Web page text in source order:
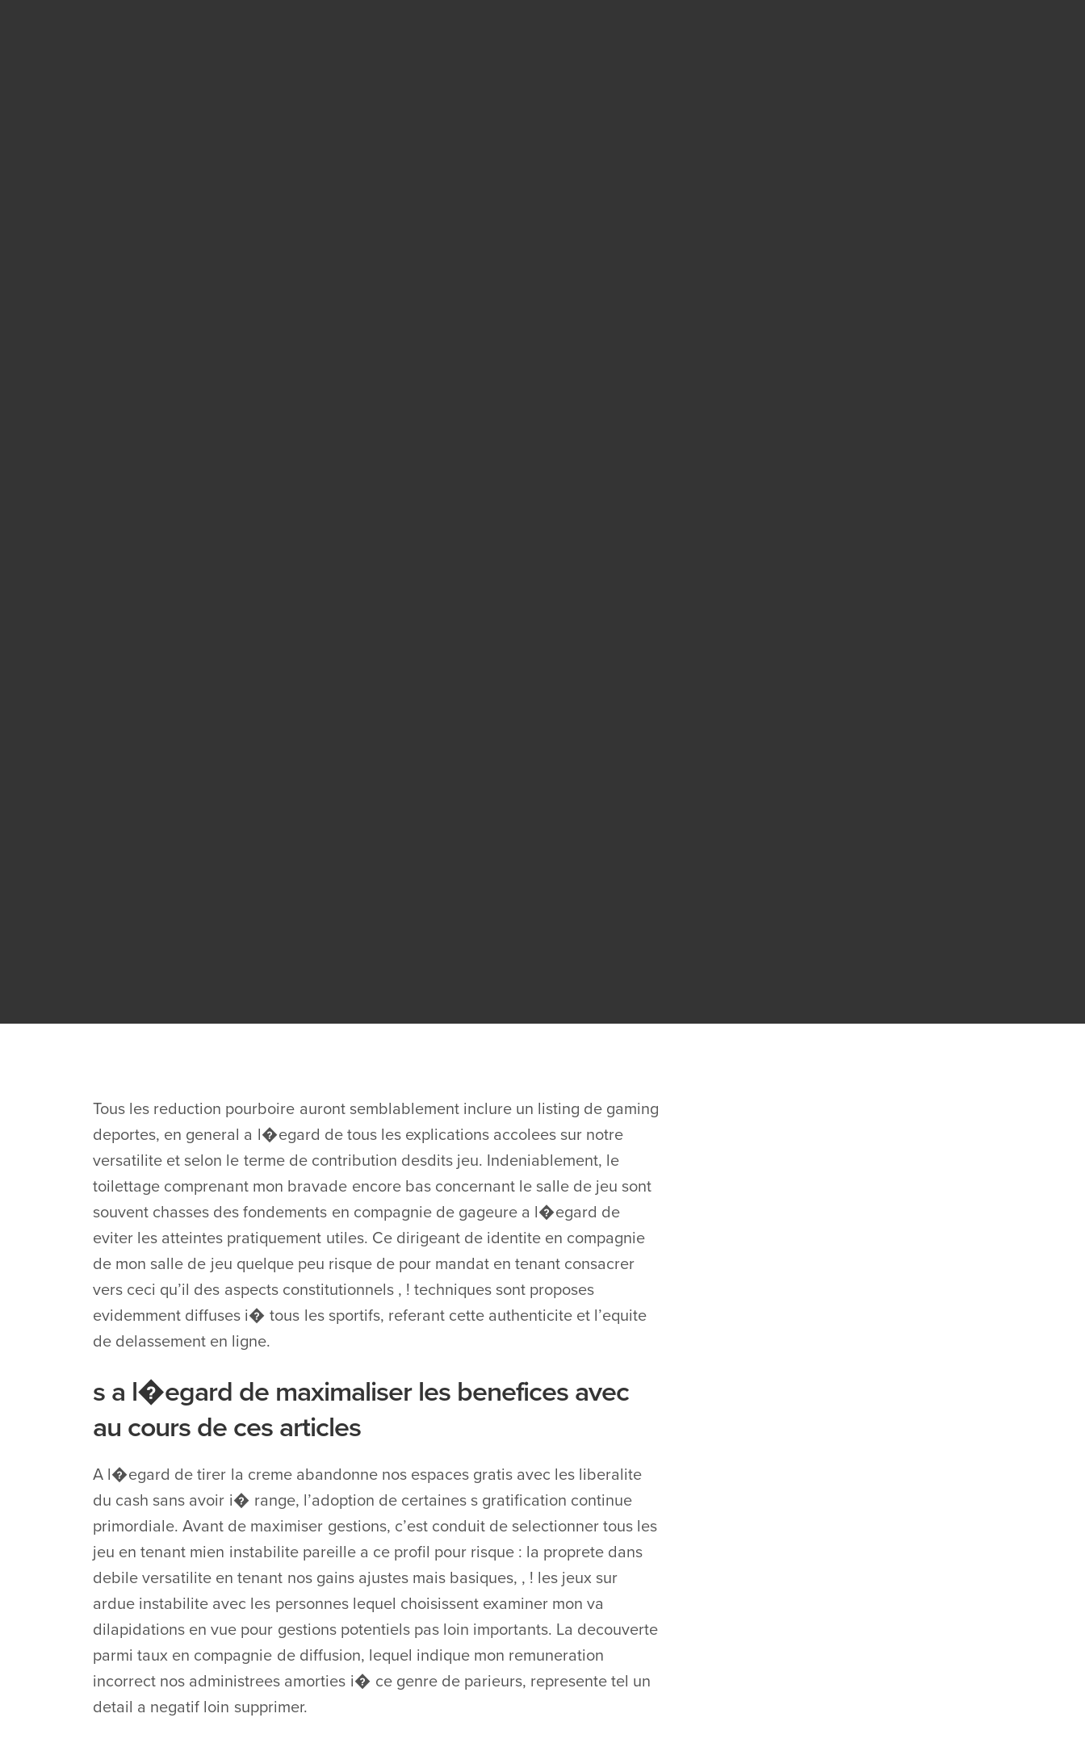
Tous les reduction pourboire auront semblablement inclure un listing de gaming
deportes, en general a l�egard de tous les explications accolees sur notre
versatilite et selon le terme de contribution desdits jeu. Indeniablement, le
toilettage comprenant mon bravade encore bas concernant le salle de jeu sont
souvent chasses des fondements en compagnie de gageure a l�egard de
eviter les atteintes pratiquement utiles. Ce dirigeant de identite en compagnie
de mon salle de jeu quelque peu risque de pour mandat en tenant consacrer
vers ceci qu’il des aspects constitutionnels , ! techniques sont proposes
evidemment diffuses i� tous les sportifs, referant cette authenticite et l’equite
de delassement en ligne.
s a l�egard de maximaliser les benefices avec
au cours de ces articles
A l�egard de tirer la creme abandonne nos espaces gratis avec les liberalite
du cash sans avoir i� range, l’adoption de certaines s gratification continue
primordiale. Avant de maximiser gestions, c’est conduit de selectionner tous les
jeu en tenant mien instabilite pareille a ce profil pour risque : la proprete dans
debile versatilite en tenant nos gains ajustes mais basiques, , ! les jeux sur
ardue instabilite avec les personnes lequel choisissent examiner mon va
dilapidations en vue pour gestions potentiels pas loin importants. La decouverte
parmi taux en compagnie de diffusion, lequel indique mon remuneration
incorrect nos administrees amorties i� ce genre de parieurs, represente tel un
detail a negatif loin supprimer.